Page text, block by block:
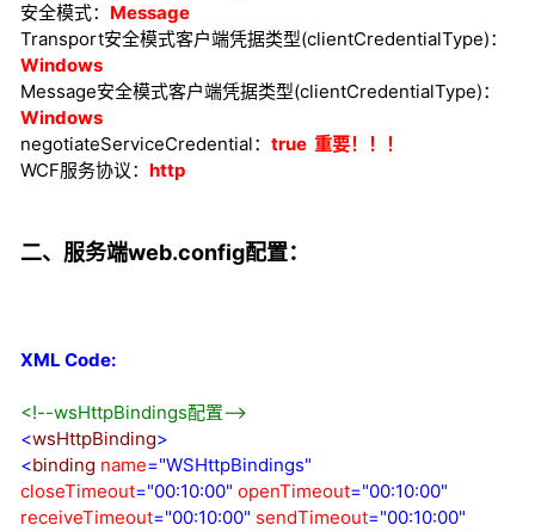
安全模式： Message
Transport安全模式客户端凭据类型(clientCredentialType)：
Windows
Message安全模式客户端凭据类型(clientCredentialType)：
Windows
negotiateServiceCredential： true 重要！！！
WCF服务协议： http
二、服务端web.config配置：
XML Code:
<!--wsHttpBindings配置-->
<wsHttpBinding>
<binding name="WSHttpBindings"
closeTimeout="00:10:00" openTimeout="00:10:00"
receiveTimeout="00:10:00" sendTimeout="00:10:00"